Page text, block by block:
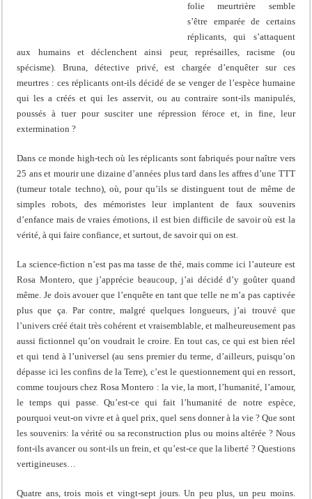
folie meurtrière semble
s’être emparée de certains
réplicants, qui s’attaquent
aux humains et déclenchent ainsi peur, représailles, racisme (ou
spécisme). Bruna, détective privé, est chargée d’enquêter sur ces
meurtres : ces réplicants ont-ils décidé de se venger de l’espèce humaine
qui les a créés et qui les asservit, ou au contraire sont-ils manipulés,
poussés à tuer pour susciter une répression féroce et, in fine, leur
extermination ?
Dans ce monde high-tech où les réplicants sont fabriqués pour naître vers
25 ans et mourir une dizaine d’années plus tard dans les affres d’une TTT
(tumeur totale techno), où, pour qu’ils se distinguent tout de même de
simples robots, des mémoristes leur implantent de faux souvenirs
d’enfance mais de vraies émotions, il est bien difficile de savoir où est la
vérité, à qui faire confiance, et surtout, de savoir qui on est.
La science-fiction n’est pas ma tasse de thé, mais comme ici l’auteure est
Rosa Montero, que j’apprécie beaucoup, j’ai décidé d’y goûter quand
même. Je dois avouer que l’enquête en tant que telle ne m’a pas captivée
plus que ça. Par contre, malgré quelques longueurs, j’ai trouvé que
l’univers créé était très cohérent et vraisemblable, et malheureusement pas
aussi fictionnel qu’on voudrait le croire. En tout cas, ce qui est bien réel
et qui tend à l’universel (au sens premier du terme, d’ailleurs, puisqu’on
dépasse ici les confins de la Terre), c’est le questionnement qui en ressort,
comme toujours chez Rosa Montero : la vie, la mort, l’humanité, l’amour,
le temps qui passe. Qu’est-ce qui fait l’humanité de notre espèce,
pourquoi veut-on vivre et à quel prix, quel sens donner à la vie ? Que sont
les souvenirs: la vérité ou sa reconstruction plus ou moins altérée ? Nous
font-ils avancer ou sont-ils un frein, et qu’est-ce que la liberté ? Questions
vertigineuses…
Quatre ans, trois mois et vingt-sept jours. Un peu plus, un peu moins.